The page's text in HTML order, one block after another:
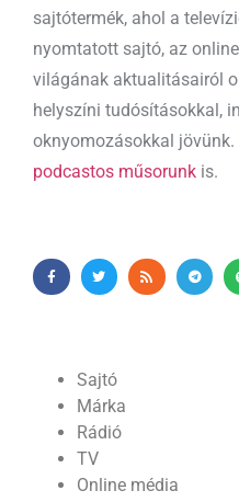
sajtótermék, ahol a
nyomtatott sajtó, az
világának aktualitásairól
helyszíni tudósításokkal,
oknyomozásokkal jövünk.
podcastos műsorunk is.
Sajtó
Márka
Rádió
TV
Online média